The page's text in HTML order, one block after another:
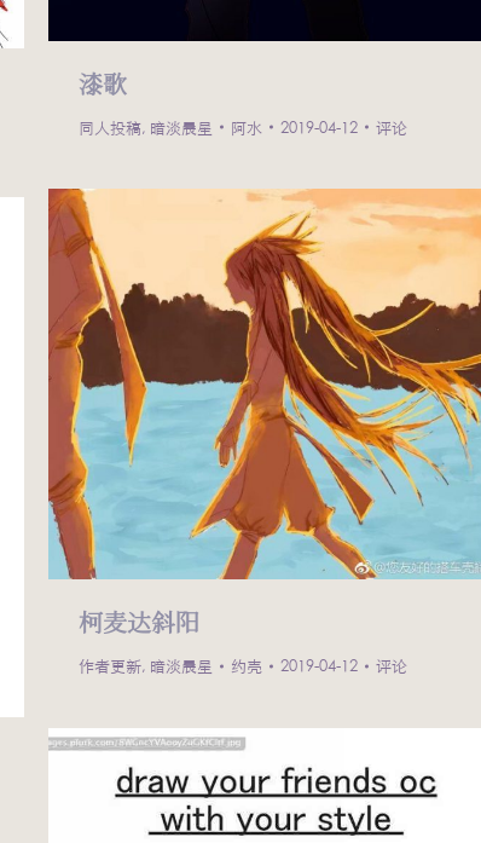
漆歌
同人投稿, 暗淡晨星 阿水 2019-04-12 评论
柯麦达斜阳
作者更新, 暗淡晨星 约壳 2019-04-12 评论